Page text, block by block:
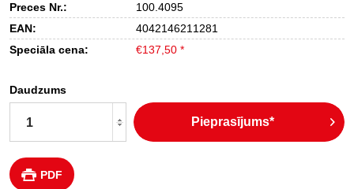
Preces Nr.:
100.4095
EAN:
4042146211281
Speciāla cena:
€137,50 *
Daudzums
Pieprasījums*
PDF